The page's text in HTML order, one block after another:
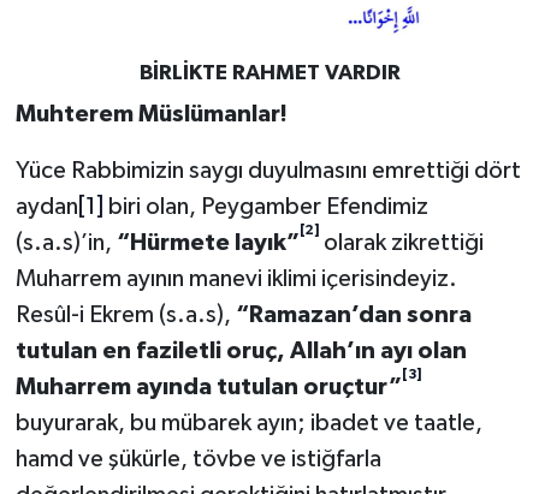
BİRLİKTE RAHMET VARDIR
Muhterem Müslümanlar!
Yüce Rabbimizin saygı duyulmasını emrettiği dört
aydan [1]
biri olan, Peygamber Efendimiz
(s.a.s)’in, “Hürmete layık”
[2]
olarak zikrettiği
Muharrem ayının manevi iklimi içerisindeyiz.
Resûl-i Ekrem (s.a.s), “Ramazan’dan sonra
tutulan en faziletli oruç, Allah’ın ayı olan
Muharrem ayında tutulan oruçtur”
[3]
buyurarak, bu mübarek ayın; ibadet ve taatle,
hamd ve şükürle, tövbe ve istiğfarla
Bitlis Müftülüğü
Bolu Müftülüğü
Burdur Müftülüğü
Bursa Müftülüğü
Çanakkale Müftülüğü
Çankırı Müftülüğü
Çorum Müftülüğü
Denizli Müftülüğü
Makaleler
Ekonomi
Duyurular
Podcast
Bilim, Teknoloji
Biyografiler
Diyanet TV